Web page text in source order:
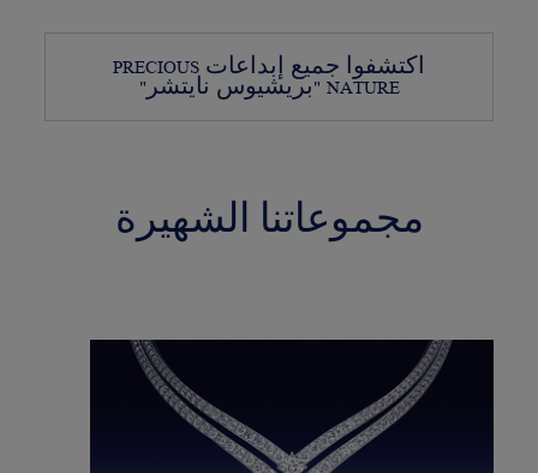
اكتشفوا جميع إبداعات PRECIOUS
NATURE "بريشيوس نايتشر"
مجموعاتنا الشهيرة